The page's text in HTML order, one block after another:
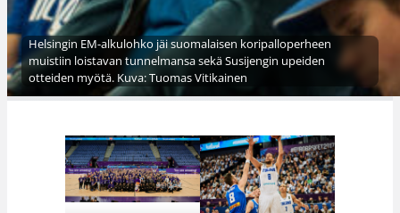
Helsingin EM-alkulohko jäi suomalaisen koripalloperheen
muistiin loistavan tunnelmansa sekä Susijengin upeiden
otteiden myötä. Kuva: Tuomas Vitikainen